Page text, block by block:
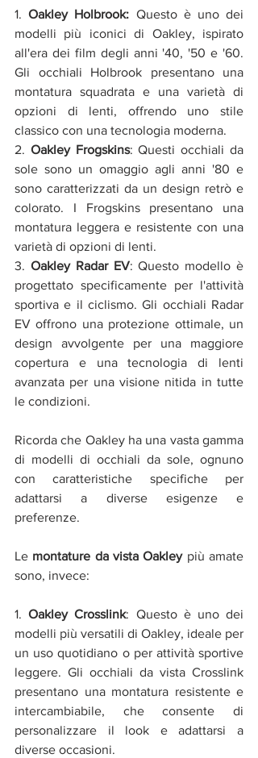
1. Oakley Holbrook: Questo è uno dei
modelli più iconici di Oakley, ispirato
all'era dei film degli anni '40, '50 e '60.
Gli occhiali Holbrook presentano una
montatura squadrata e una varietà di
opzioni di lenti, offrendo uno stile
classico con una tecnologia moderna.
2. Oakley Frogskins: Questi occhiali da
sole sono un omaggio agli anni '80 e
sono caratterizzati da un design retrò e
colorato. I Frogskins presentano una
montatura leggera e resistente con una
varietà di opzioni di lenti.
3. Oakley Radar EV: Questo modello è
progettato specificamente per l'attività
sportiva e il ciclismo. Gli occhiali Radar
EV offrono una protezione ottimale, un
design avvolgente per una maggiore
copertura e una tecnologia di lenti
avanzata per una visione nitida in tutte
le condizioni.
Ricorda che Oakley ha una vasta gamma
di modelli di occhiali da sole, ognuno
con caratteristiche specifiche per
adattarsi a diverse esigenze e
preferenze.
Le montature da vista Oakley più amate
sono, invece:
1. Oakley Crosslink: Questo è uno dei
modelli più versatili di Oakley, ideale per
un uso quotidiano o per attività sportive
leggere. Gli occhiali da vista Crosslink
presentano una montatura resistente e
intercambiabile, che consente di
personalizzare il look e adattarsi a
diverse occasioni.